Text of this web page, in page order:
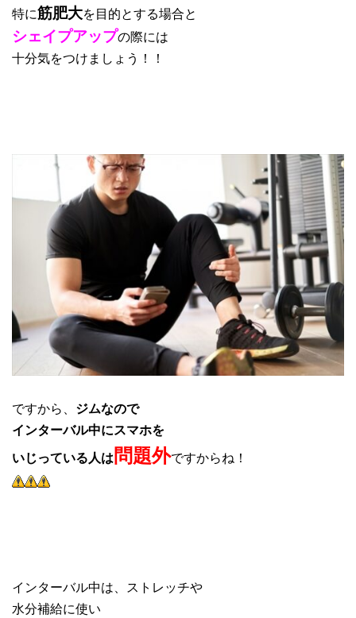
特に筋肥大を目的とする場合と
シェイプアップの際には
十分気をつけましょう！！
ですから、 ジムなので
インターバル中にスマホを
いじっている人は問題外ですからね！
インターバル中は、ストレッチや
水分補給に使い